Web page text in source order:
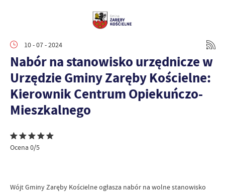
10 - 07 - 2024
Nabór na stanowisko urzędnicze w
Urzędzie Gminy Zaręby Kościelne:
Kierownik Centrum Opiekuńczo-
Mieszkalnego
Ocena 0/5
Wójt Gminy Zaręby Kościelne ogłasza nabór na wolne stanowisko